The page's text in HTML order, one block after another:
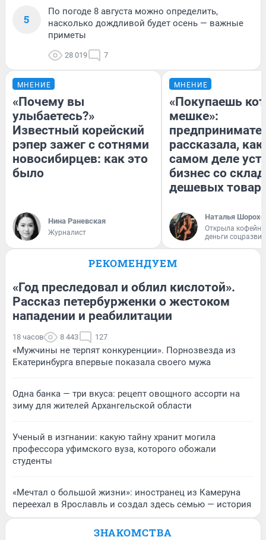
5
По погоде 8 августа можно определить,
насколько дождливой будет осень — важные
приметы
28 019 7
МНЕНИЕ
«Почему вы
улыбаетесь?»
Известный корейский
рэпер зажег с сотнями
новосибирцев: как это
было
Нина Раневская
Журналист
МНЕНИЕ
«Покупаешь
мешке»:
рассказала, как
самом деле
бизнес со
дешевых
Наталья
Открыла
деньги
РЕКОМЕНДУЕМ
«Год преследовал и облил кислотой».
Рассказ петербурженки о жестоком
нападении и реабилитации
18 часов 8 443 127
«Мужчины не терпят конкуренции». Порнозвезда из
Екатеринбурга впервые показала своего мужа
Одна банка — три вкуса: рецепт овощного ассорти на
зиму для жителей Архангельской области
Ученый в изгнании: какую тайну хранит могила
профессора уфимского вуза, которого обожали
студенты
«Мечтал о большой жизни»: иностранец из Камеруна
переехал в Ярославль и создал здесь семью — история
ЗНАКОМСТВА